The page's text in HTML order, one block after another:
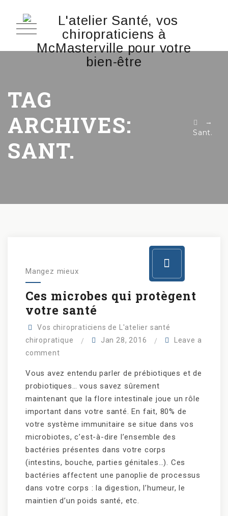
TAG
ARCHIVES:
SANT.
→
Sant.
Mangez mieux
Ces microbes qui protègent
votre santé
Vos chiropraticiens de L'atelier santé
chiropratique
Jan 28, 2016
Leave a
comment
Vous avez entendu parler de prébiotiques et de
probiotiques… vous savez sûrement
maintenant que la flore intestinale joue un rôle
important dans votre santé. En fait, 80% de
votre système immunitaire se situe dans vos
microbiotes, c’est-à-dire l’ensemble des
bactéries présentes dans votre corps
(intestins, bouche, parties génitales…). Ces
bactéries affectent une panoplie de processus
dans votre corps : la digestion, l’humeur, le
maintien d’un poids santé, etc.